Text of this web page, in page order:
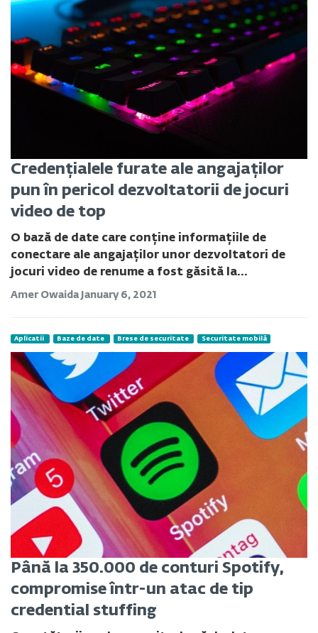
Credențialele furate ale angajaților
pun în pericol dezvoltatorii de jocuri
video de top
O bază de date care conține informațiile de
conectare ale angajaților unor dezvoltatori de
jocuri video de renume a fost găsită la...
Amer Owaida January 6, 2021
Aplicatii Baze de date Brese de securitate Securitate mobilă
Până la 350.000 de conturi Spotify,
compromise într-un atac de tip
credential stuffing